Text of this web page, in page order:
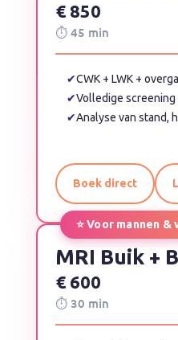
€ 850
⏱ 45 min
✔CWK + LWK +
✔Volledige screening
✔Analyse van stand,
Boek direct
⭐ Voor mannen &
MRI Buik +
€ 600
⏱ 30 min